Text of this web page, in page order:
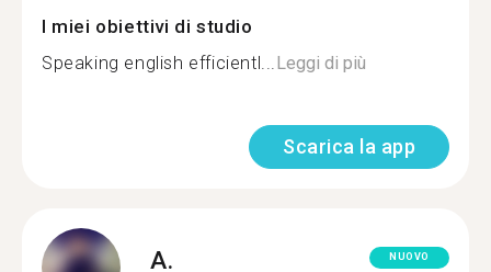
I miei obiettivi di studio
Speaking english efficientl...Leggi di più
Scarica la app
A. NUOVO